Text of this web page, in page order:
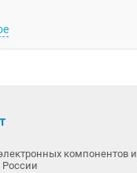
компонентов
России